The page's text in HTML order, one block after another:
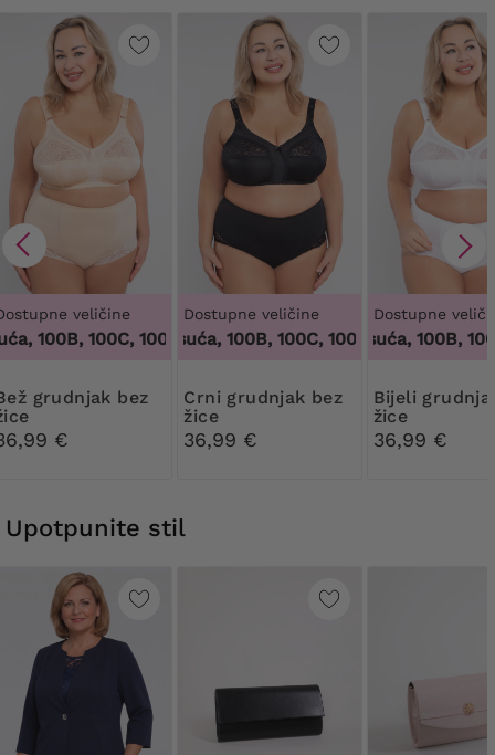
veličine
100B, 100C, 100D, 100DD, 100F, 100G, 100H, 100I, 100J,
bez
€
Dostupne veličine
100 tisuća, 100B, 100C, 100D, 100DD, 100F,
Crni grudnjak bez
žice
36,99 €
Dostupne
100 tisuća, 100B,
Bijeli grudnjak bez
žice
36,99 €
Upotpunite stil